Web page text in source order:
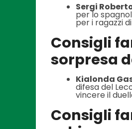
Sergi
per lo
per i ragazzi
Consigli
sorpresa
Kialonda
difesa del
vincere il
Consigli